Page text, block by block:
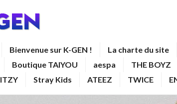
Bienvenue sur K-GEN ! La charte du site
Boutique TAIYOU aespa THE BOYZ
ITZY Stray Kids ATEEZ TWICE